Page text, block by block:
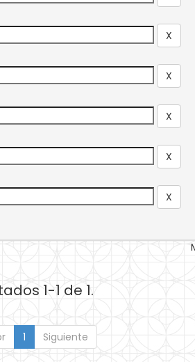
1-1 de 1.
1 Siguiente